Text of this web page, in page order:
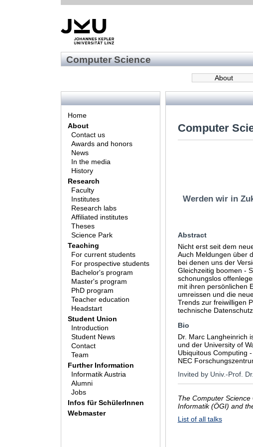
Computer Science
About
Home
About
Contact us
Awards and honors
News
In the media
History
Research
Faculty
Institutes
Research labs
Affiliated institutes
Theses
Science Park
Teaching
For current students
For prospective students
Bachelor's program
Master's program
PhD program
Teacher education
Headstart
Student Union
Introduction
Student News
Contact
Team
Further Information
Informatik Austria
Alumni
Jobs
Infos für SchülerInnen
Webmaster
Computer
Werden wir in
Abstract
Nicht erst seit dem
Auch Meldungen über
bei denen uns der
Gleichzeitig boomen -
schonungslos
mit ihren persönlichen
umreissen und die
Trends zur freiwilligen
technische
Bio
Dr. Marc Langheinrich
und der University of
Ubiquitous Computing
NEC
Invited by Univ.-Prof.
The Computer
Informatik (ÖGI) and
List of all talks